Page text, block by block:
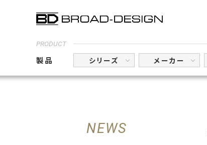
PRODUCT
製品 シリーズ メーカー
NEWS